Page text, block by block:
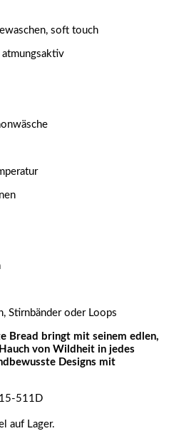
soft touch
atmungsaktiv
Stirnbänder oder Loops
Bread bringt mit seinem edlen,
von Wildheit in jedes
Designs mit
511D
auf Lager.